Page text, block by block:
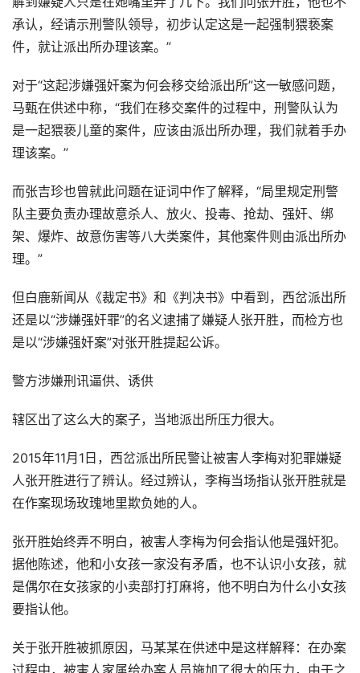
承认，经请示刑警队领导，初步认定这是一起强制猥亵案
件，就让派出所办理该案。”
对于“这起涉嫌强奸案为何会移交给派出所”这一敏感问题，
马甄在供述中称，“我们在移交案件的过程中，刑警队认为
是一起猥亵儿童的案件，应该由派出所办理，我们就着手办
理该案。”
而张吉珍也曾就此问题在证词中作了解释，“局里规定刑警
队主要负责办理故意杀人、放火、投毒、抢劫、强奸、绑
架、爆炸、故意伤害等八大类案件，其他案件则由派出所办
理。”
但白鹿新闻从《裁定书》和《判决书》中看到，西岔派出所
还是以“涉嫌强奸罪”的名义逮捕了嫌疑人张开胜，而检方也
是以“涉嫌强奸案”对张开胜提起公诉。
警方涉嫌刑讯逼供、诱供
辖区出了这么大的案子，当地派出所压力很大。
2015年11月1日，西岔派出所民警让被害人李梅对犯罪嫌疑
人张开胜进行了辨认。经过辨认，李梅当场指认张开胜就是
在作案现场玫瑰地里欺负她的人。
张开胜始终弄不明白，被害人李梅为何会指认他是强奸犯。
据他陈述，他和小女孩一家没有矛盾，也不认识小女孩，就
是偶尔在女孩家的小卖部打打麻将，他不明白为什么小女孩
要指认他。
关于张开胜被抓原因，马某某在供述中是这样解释：在办案